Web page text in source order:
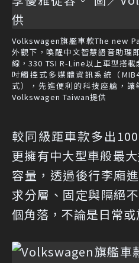
Volkswagen旗艦車款The new
外觀下，喚醒中文智慧語音助理
線，330 TSI R-Line以上車型搭
吋觸控式多媒體資訊系統（
式），先進便利的科技座艙，
Volkswagen Taiwan提供
較同級距車款多出
更擁有中大型車般最
容量，透過後行李廂
求分層、固定與隔絕
個角落，不論是日常或